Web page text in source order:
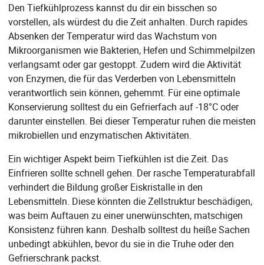
Den Tiefkühlprozess kannst du dir ein bisschen so
vorstellen, als würdest du die Zeit anhalten. Durch rapides
Absenken der Temperatur wird das Wachstum von
Mikroorganismen wie Bakterien, Hefen und Schimmelpilzen
verlangsamt oder gar gestoppt. Zudem wird die Aktivität
von Enzymen, die für das Verderben von Lebensmitteln
verantwortlich sein können, gehemmt. Für eine optimale
Konservierung solltest du ein Gefrierfach auf -18°C oder
darunter einstellen. Bei dieser Temperatur ruhen die meisten
mikrobiellen und enzymatischen Aktivitäten.
Ein wichtiger Aspekt beim Tiefkühlen ist die Zeit. Das
Einfrieren sollte schnell gehen. Der rasche Temperaturabfall
verhindert die Bildung großer Eiskristalle in den
Lebensmitteln. Diese könnten die Zellstruktur beschädigen,
was beim Auftauen zu einer unerwünschten, matschigen
Konsistenz führen kann. Deshalb solltest du heiße Sachen
unbedingt abkühlen, bevor du sie in die Truhe oder den
Gefrierschrank packst.